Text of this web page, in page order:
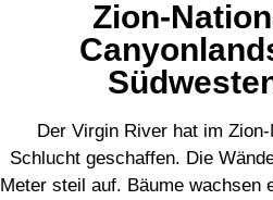
Zion-
Der Virgin River hat im
Schlucht geschaffen. Die
Meter steil auf. Bäume wachsen